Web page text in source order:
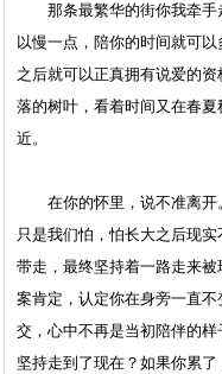
那条最繁华的街你我牵手
以慢一点，陪你的时间就可
之后就可以正真拥有说爱的
落的树叶，看着时间又在春
近。
在你的怀里，说不准离开
只是我们怕，怕长大之后现
带走，最终坚持着一路走来
案肯定，认定你在身旁一直
交，心中不再是当初陪伴的
坚持走到了现在？如果你累